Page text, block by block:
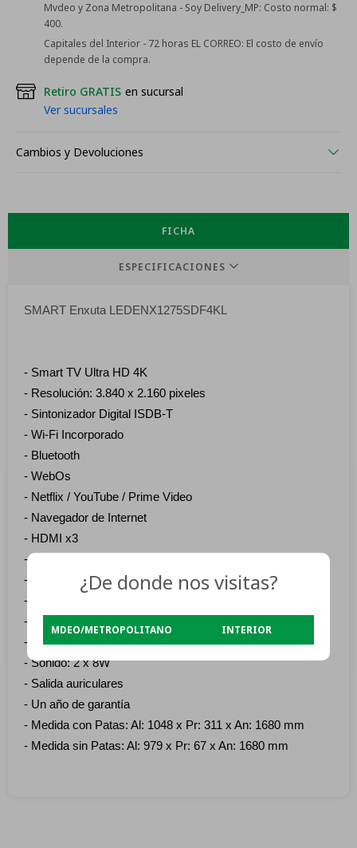
Mvdeo y Zona Metropolitana - Soy Delivery_MP: Costo normal: $
400.
Capitales del Interior - 72 horas EL CORREO: El costo de envío
depende de la compra.
Retiro GRATIS en sucursal
Ver sucursales
Cambios y Devoluciones
FICHA
ESPECIFICACIONES
SMART Enxuta LEDENX1275SDF4KL
- Smart TV Ultra HD 4K
- Resolución: 3.840 x 2.160 pixeles
- Sintonizador Digital ISDB-T
- Wi-Fi Incorporado
- Bluetooth
- WebOs
- Netflix / YouTube / Prime Video
- Navegador de Internet
- HDMI x3
- USB 2.0 x2
- HDR
- Procesador: CA55 Quad core 1.1GHz
- Ram: 1,5 Gb / Flash: 8 Gb
- Modo surround
- Sonido: 2 x 8W
- Salida auriculares
- Un año de garantía
- Medida con Patas: Al: 1048 x Pr: 311 x An: 1680 mm
- Medida sin Patas: Al: 979 x Pr: 67 x An: 1680 mm
¿De donde nos visitas?
MDEO/METROPOLITANO INTERIOR